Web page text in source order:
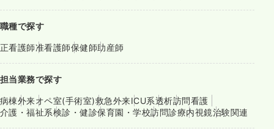
職種で探す
正看護師准看護師保健師助産師
担当業務で探す
病棟外来オペ室(手術室)救急外来ICU系透析訪問看護
介護・福祉系検診・健診保育園・学校訪問診療内視鏡治験関連